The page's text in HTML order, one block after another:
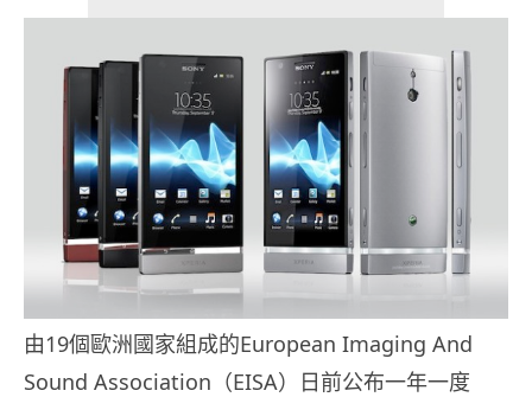
由19個歐洲國家組成的European Imaging And
Sound Association（EISA）日前公布一年一度